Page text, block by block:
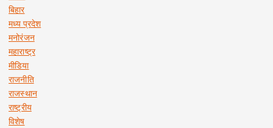
बिहार
मध्य प्रदेश
मनोरंजन
महाराष्ट्र
मीडिया
राजनीति
राजस्थान
राष्ट्रीय
विशेष